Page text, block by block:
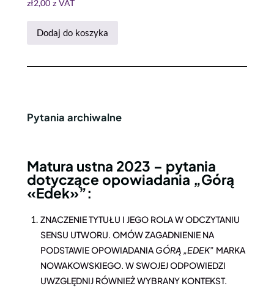
zł2,00 z VAT
Dodaj do koszyka
Pytania archiwalne
Matura ustna 2023 – pytania
dotyczące opowiadania „Górą
«Edek»”:
ZNACZENIE TYTUŁU I JEGO ROLA W ODCZYTANIU
SENSU UTWORU. OMÓW ZAGADNIENIE NA
PODSTAWIE OPOWIADANIA GÓRĄ „EDEK” MARKA
NOWAKOWSKIEGO. W SWOJEJ ODPOWIEDZI
UWZGLĘDNIJ RÓWNIEŻ WYBRANY KONTEKST.